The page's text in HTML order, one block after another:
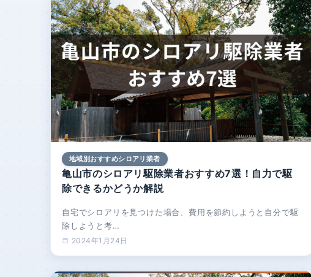
地域別おすすめシロアリ業者
亀山市のシロアリ駆除業者おすすめ7選！自力で駆
除できるかどうか解説
自宅でシロアリを見つけた場合、費用を節約しようと自分で駆
除しようと考…
2024年1月24日